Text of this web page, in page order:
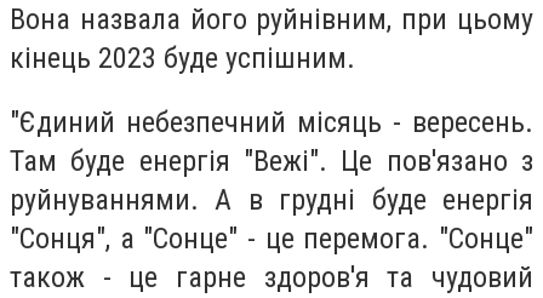
Вона назвала його руйнівним, при цьому
кінець 2023 буде успішним.
"Єдиний небезпечний місяць - вересень.
Там буде енергія "Вежі". Це пов'язано з
руйнуваннями. А в грудні буде енергія
"Сонця", а "Сонце" - це перемога. "Сонце"
також - це гарне здоров'я та чудовий